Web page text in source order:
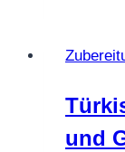
und